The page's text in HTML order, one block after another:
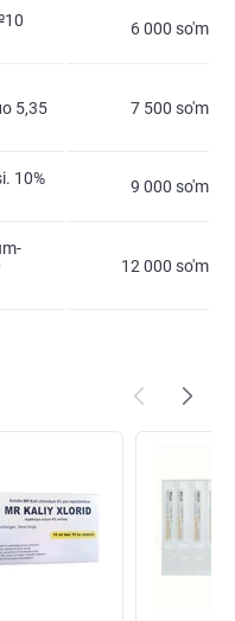
6 000 so'm
5,35
7 500 so'm
10%
9 000 so'm
12 000 so'm